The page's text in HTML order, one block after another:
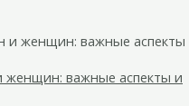
женщин: важные аспекты и